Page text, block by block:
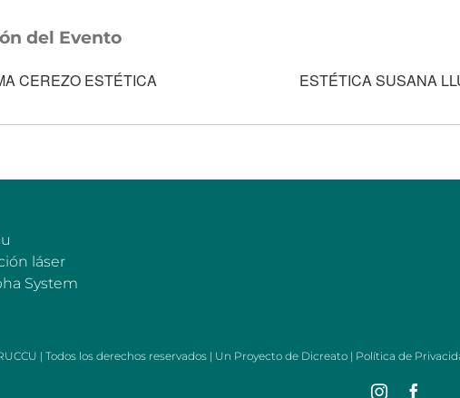
del Evento
CEREZO ESTÉTICA ESTÉTICA SUSANA
láser
System
| Todos los derechos reservados | Un Proyecto de Dicreato | Política de
Instagram